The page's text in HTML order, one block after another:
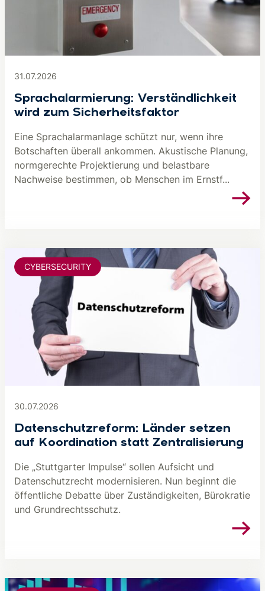
31.07.2026
Sprachalarmierung: Verständlichkeit
wird zum Sicherheitsfaktor
Eine Sprachalarmanlage schützt nur, wenn ihre
Botschaften überall ankommen. Akustische Planung,
normgerechte Projektierung und belastbare
Nachweise bestimmen, ob Menschen im Ernstf...
30.07.2026
Datenschutzreform: Länder setzen
auf Koordination statt Zentralisierung
Die „Stuttgarter Impulse“ sollen Aufsicht und
Datenschutzrecht modernisieren. Nun beginnt die
öffentliche Debatte über Zuständigkeiten, Bürokratie
und Grundrechtsschutz.
CYBERSECURITY